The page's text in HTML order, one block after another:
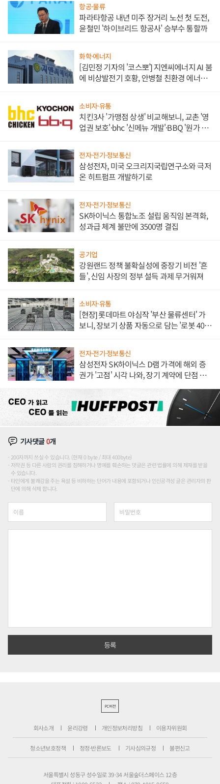
항공·물류
파라타항공 내년 미주 장거리 노선 첫 도전,
윤철민 '하이브리드 항공사' 승부수 통할까
화학·에너지
[김민정 기자의 '코스뽀'] 지엔씨에너지 AI 붐
에 비상발전기 호황, 안병철 친환경 에너지
소비자·유통
치킨3사 '가맹점 상생' 비교해보니, 교촌 '영
업권 보호'·bhc '신메뉴 개발'·BBQ '원가 부
전자·전기·정보통신
삼성전자, 미국 오크리지국립연구소와 극저
온 히트펌프 개발하기로
전자·전기·정보통신
SK하이닉스 통합노조 설립 움직임 본격화,
성과급 체계 불만에 3500명 결집
공기업
강원랜드 정책 불확실성에 중장기 비전 '흔
들', 신임 사장의 정부 설득 과제 무거워져
소비자·유통
[현장] 롯데마트 야심작 '부산 물류센터' 가
보니, 장보기 상품 자동으로 담는 '로봇 400
전자·전기·정보통신
삼성전자 SK하이닉스 D램 가격에 해외 증
권가 '고점' 시각 나와, 장기 계약에 단점 부
기사댓글0개
200자까지 쓰실 수 있습니다. (현재 0 byte / 최대 400byte)
저작권 등 다른 사람의 권리를 침해하거나 명예를 훼손하는 댓글은 관련 법률에 의해 제재를 받을
수 있습니다.
타인에게 불쾌감을 주는 욕설 등 비하하는 단어가 내용에 포함되거나 인신공격성 글은 관리자의 판
단에 의해 삭제 합니다.
PC버전
회사소개 윤리강령 개인정보처리방침 이용자위원회
청소년보호정책 정정·반론보도 기사심의규정 불편신고
서울특별시 성동구 성수일로 39-34 서울숲더스페이스 12층